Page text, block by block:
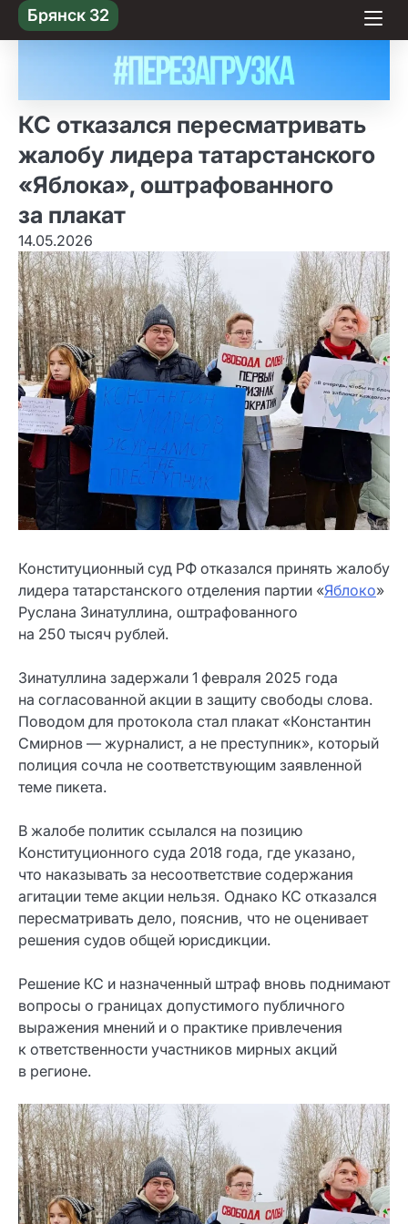
Skip
to content
Брянск 32
КС отказался пересматривать
жалобу лидера татарстанского
«Яблока», оштрафованного
за плакат
14.05.2026
Конституционный суд РФ отказался принять жалобу
лидера татарстанского отделения партии «Яблоко»
Руслана Зинатуллина, оштрафованного
на 250 тысяч рублей.
Зинатуллина задержали 1 февраля 2025 года
на согласованной акции в защиту свободы слова.
Поводом для протокола стал плакат «Константин
Смирнов — журналист, а не преступник», который
полиция сочла не соответствующим заявленной
теме пикета.
В жалобе политик ссылался на позицию
Конституционного суда 2018 года, где указано,
что наказывать за несоответствие содержания
агитации теме акции нельзя. Однако КС отказался
пересматривать дело, пояснив, что не оценивает
решения судов общей юрисдикции.
Решение КС и назначенный штраф вновь поднимают
вопросы о границах допустимого публичного
выражения мнений и о практике привлечения
к ответственности участников мирных акций
в регионе.